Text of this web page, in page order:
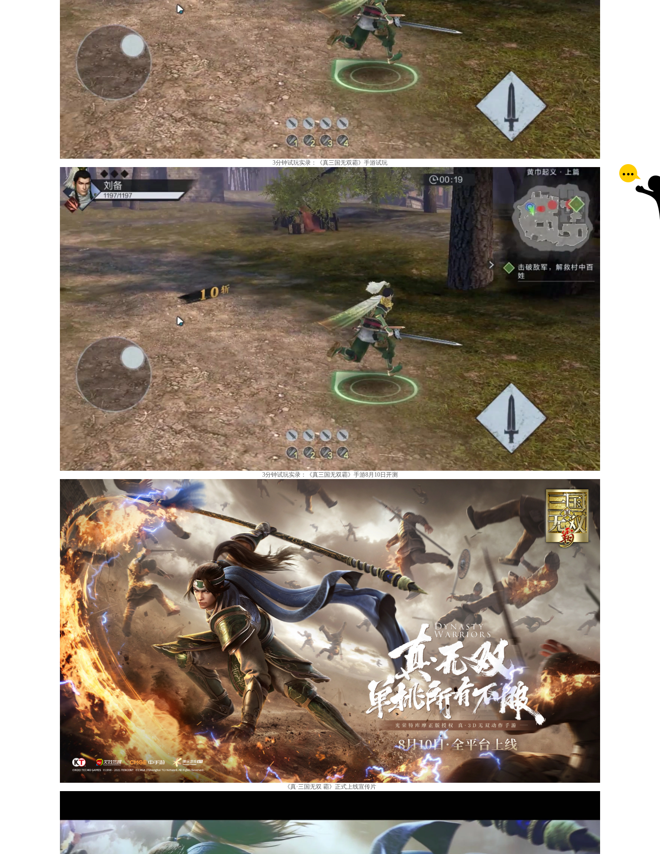
3分钟试玩实录：《真三国无双霸》手游试玩
3分钟试玩实录：《真三国无双霸》手游8月10日开测
《真·三国无双 霸》正式上线宣传片